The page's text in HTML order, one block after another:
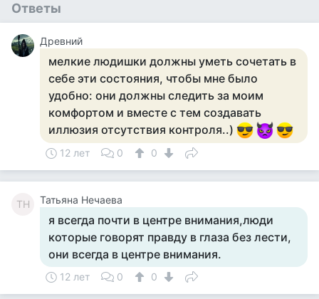
Ответы
Древний
мелкие людишки должны уметь сочетать в
себе эти состояния, чтобы мне было
удобно: они должны следить за моим
комфортом и вместе с тем создавать
иллюзия отсутствия контроля..)
12 лет 0 0
ТН Татьяна Нечаева
я всегда почти в центре внимания,люди
которые говорят правду в глаза без лести,
они всегда в центре внимания.
12 лет 0 0